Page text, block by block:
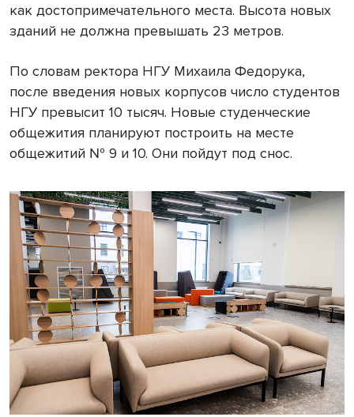
как достопримечательного места. Высота новых
зданий не должна превышать 23 метров.
По словам ректора НГУ Михаила Федорука,
после введения новых корпусов число студентов
НГУ превысит 10 тысяч. Новые студенческие
общежития планируют построить на месте
общежитий № 9 и 10. Они пойдут под снос.